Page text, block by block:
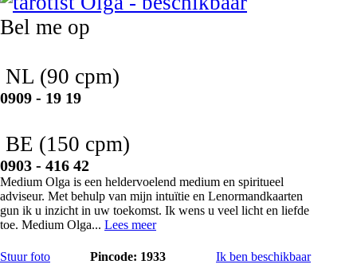
Bel me op
NL (90 cpm)
0909 - 19 19
BE (150 cpm)
0903 - 416 42
Medium Olga is een heldervoelend medium en spiritueel
adviseur. Met behulp van mijn intuïtie en Lenormandkaarten
gun ik u inzicht in uw toekomst. Ik wens u veel licht en liefde
toe. Medium Olga... Lees meer
Stuur foto Pincode: 1933 Ik ben beschikbaar